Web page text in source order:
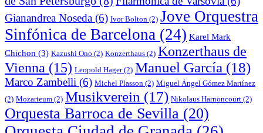
Gianandrea Noseda (6) Ivor Bolton (2) Jove Orquestra
Sinfónica de Barcelona (24) Karel Mark
Chichon (3) Kazushi Ono (2) Konzerthaus (2) Konzerthaus de
Vienna (15) Leopold Hager(2) Manuel García (18)
Marco Zambelli (6) Michel Plasson (2) Miguel Ángel Gómez Martínez
(2) Mozarteum (2) Musikverein (17) Nikolaus Harnoncourt (2)
Orquesta Barroca de Sevilla (20)